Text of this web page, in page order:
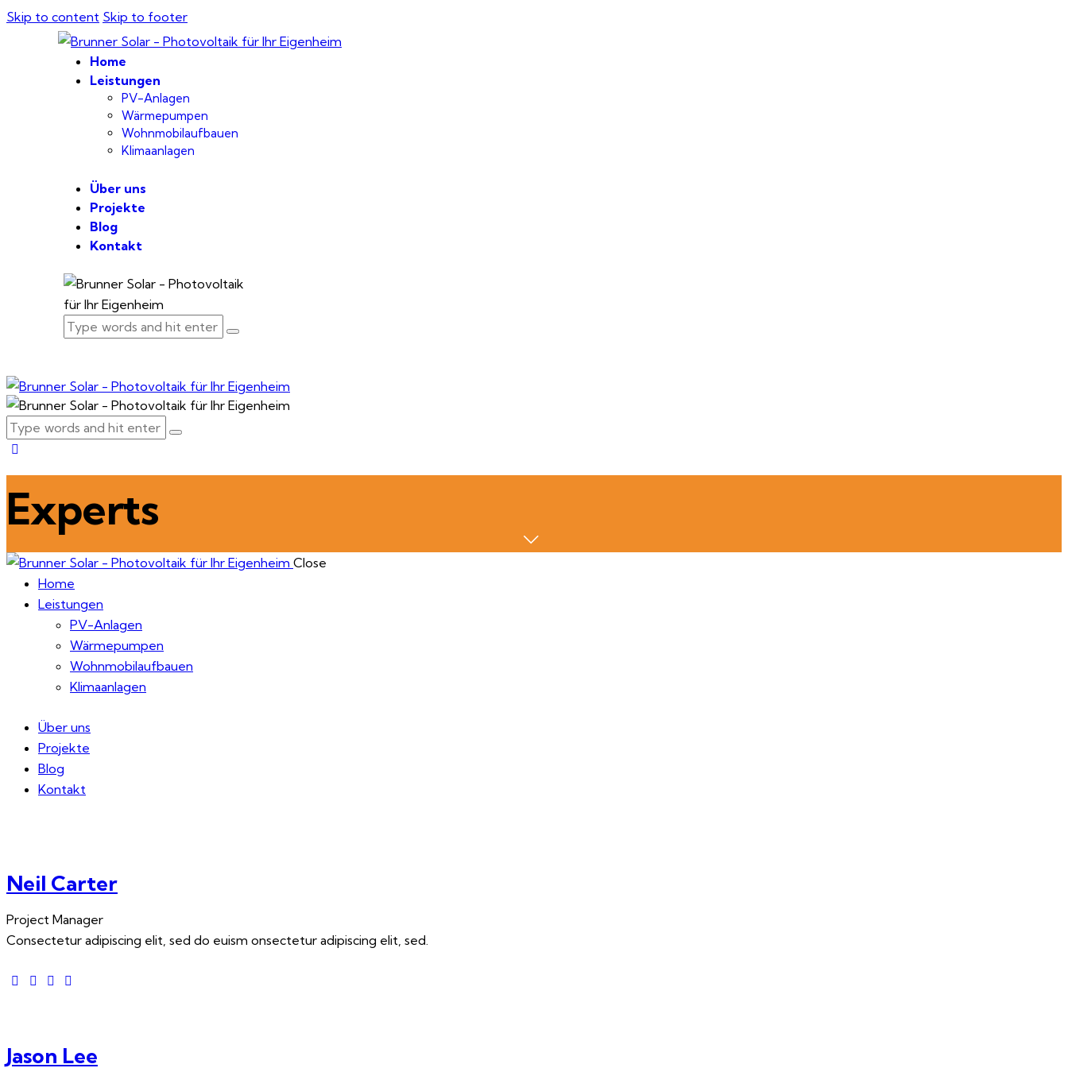
Skip to content Skip to footer
Home
Leistungen
PV-Anlagen
Wärmepumpen
Wohnmobilaufbauen
Klimaanlagen
Über uns
Projekte
Blog
Kontakt
Experts
Close
Home
Leistungen
PV-Anlagen
Wärmepumpen
Wohnmobilaufbauen
Klimaanlagen
Über uns
Projekte
Blog
Kontakt
Neil Carter
Project Manager
Consectetur adipiscing elit, sed do euism onsectetur adipiscing elit, sed.
Jason Lee